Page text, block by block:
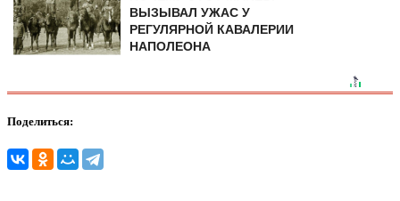
ВЫЗЫВАЛ УЖАС У
РЕГУЛЯРНОЙ КАВАЛЕРИИ
НАПОЛЕОНА
Поделиться: